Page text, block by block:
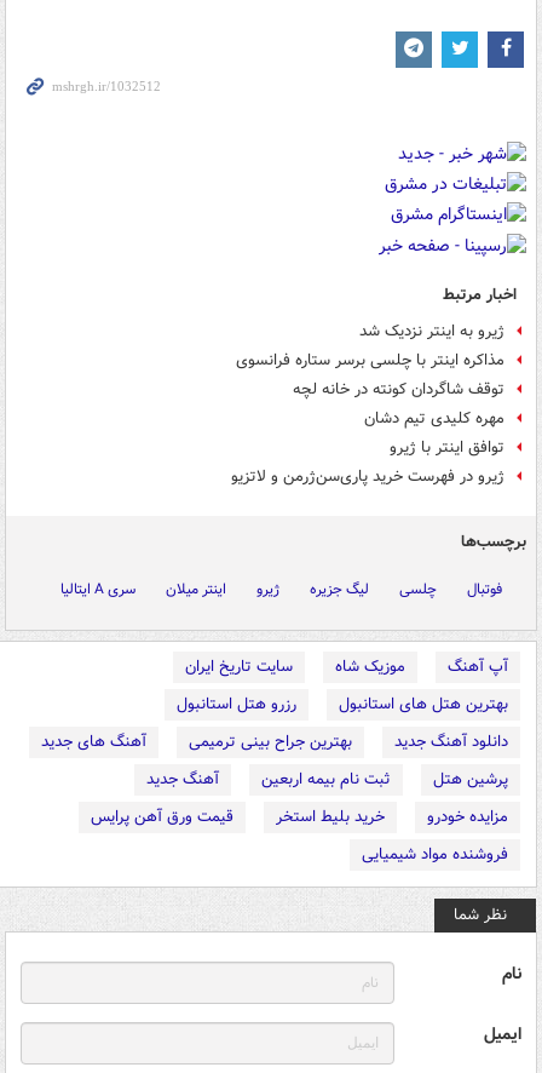
اخبار مرتبط
ژیرو به اینتر نزدیک شد
مذاکره اینتر با چلسی برسر ستاره فرانسوی
توقف شاگردان کونته در خانه لچه
مهره کلیدی تیم دشان
توافق اینتر با ژیرو
ژیرو در فهرست خرید پاری‌سن‌ژرمن و لاتزیو
برچسب‌ها
فوتبال چلسی لیگ جزیره ژیرو اینتر میلان سری A ایتالیا
آپ آهنگ موزیک شاه
سایت تاریخ ایران
بهترین هتل های استانبول
رزرو هتل استانبول
دانلود آهنگ جدید
بهترین جراح بینی ترمیمی
آهنگ های جدید
پرشین هتل
ثبت نام بیمه اربعین
آهنگ جدید
مزایده خودرو
خرید بلیط استخر
قیمت ورق آهن پرایس
فروشنده مواد شیمیایی
نظر شما
نام
ایمیل